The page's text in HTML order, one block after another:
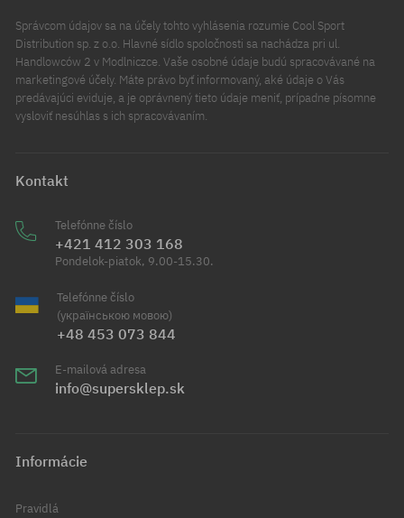
Správcom údajov sa na účely tohto vyhlásenia rozumie Cool Sport
Distribution sp. z o.o. Hlavné sídlo spoločnosti sa nachádza pri ul.
Handlowców 2 v Modlniczce. Vaše osobné údaje budú spracovávané na
marketingové účely. Máte právo byť informovaný, aké údaje o Vás
predávajúci eviduje, a je oprávnený tieto údaje meniť, prípadne písomne
vysloviť nesúhlas s ich spracovávaním.
Kontakt
Telefónne číslo
+421 412 303 168
Pondelok-piatok, 9.00-15.30.
Telefónne číslo
(українською мовою)
+48 453 073 844
E-mailová adresa
info@supersklep.sk
Informácie
Pravidlá